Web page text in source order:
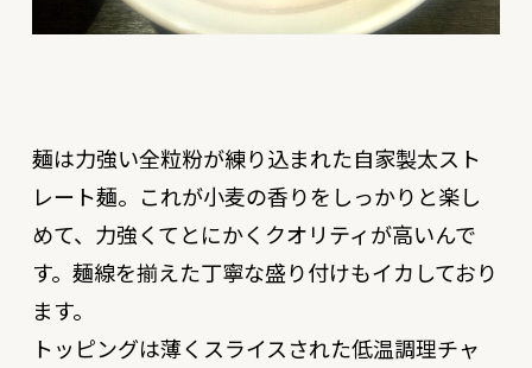
麺は力強い全粒粉が練り込まれた自家製太スト
レート麺。これが小麦の香りをしっかりと楽し
めて、力強くてとにかくクオリティが高いんで
す。麺線を揃えた丁寧な盛り付けもイカしており
ます。
トッピングは薄くスライスされた低温調理チャ